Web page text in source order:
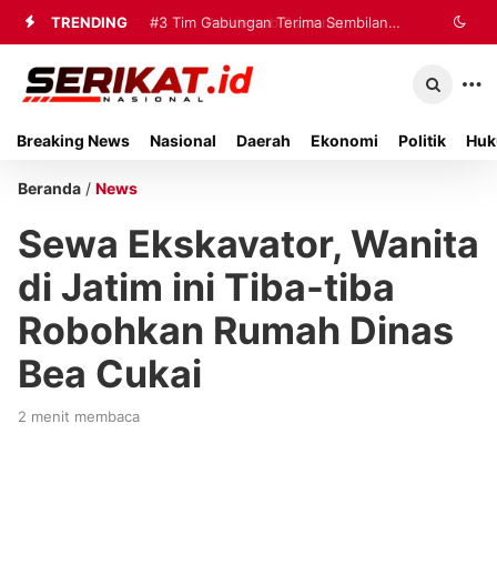
TRENDING #2 Perkimhub Sumenep
Matangkan Pelaksanaan RTLH 2026,
#3 Tim Gabungan Terima Sembilan
Korban Evakuasi KM Mutiara Sentosa
Breaking News Nasional Daerah Ekonomi Politik
Beranda / News
Sewa Ekskavator, Wanita
di Jatim ini Tiba-tiba
Robohkan Rumah Dinas
Bea Cukai
2 menit membaca